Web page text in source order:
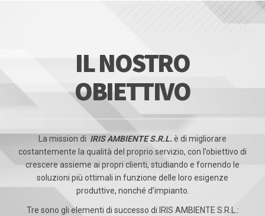
IL NOSTRO
OBIETTIVO
La mission di IRIS AMBIENTE S.R.L.è di migliorare
costantemente la qualità del proprio servizio, con l’obiettivo di
crescere assieme ai propri clienti, studiando e fornendo le
soluzioni più ottimali in funzione delle loro esigenze
produttive, nonché d’impianto.
Tre sono gli elementi di successo di IRIS AMBIENTE S.R.L.: